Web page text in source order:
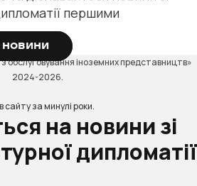
першими
НОВИНИ
обслуговування іноземних представництв»
2024-2026.
сайту за минулі роки.
на новини зі
дипломатії